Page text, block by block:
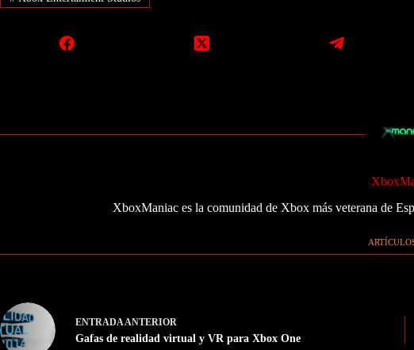
XboxManiac es la comunidad de Xbox más veterana de
ENTRADAANTERIOR
Gafas de realidad virtual y VR para Xbox One